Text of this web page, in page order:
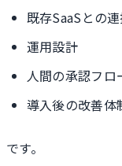
既存SaaSとの
運用設計
人間の承認フロ
導入後の改善体
です。